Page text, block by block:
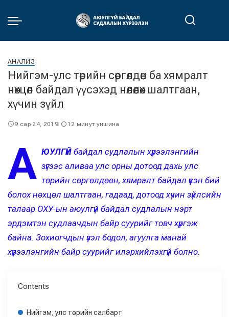
АНАЛИЗ
Нийгэм-улс төрийн сөргөлдөөн ба хямралт
нөхцөл байдал үүсэхэд нөлөөлөх шалтгаан,
хүчин зүйл
9 сар 24, 2019 12 минут уншина
А ЮУЛГҮЙбайдал судлалын хүрээлэнгийн
зүгээс аливаа улс орны дотоод дахь улс
төрийн сөргөлдөөн, хямралт байдал үүсэн бий
болох нөхцөл шалтгаан, гадаад, дотоод хүчин зүйлсийн
талаар ОХУ-ын аюулгүй байдал судлалын нэрт
эрдэмтэн судлаачдын байр суурийг товч хүргэж
байна. Зохиогчдын үзэл бодол, агуулга манай
хүрээлэнгийн байр суурийг илэрхийлэхгүй болно.
Contents
Нийгэм, улс төрийн салбарт